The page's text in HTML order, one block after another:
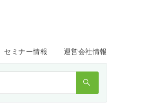
セミナー情報 運営会社情報